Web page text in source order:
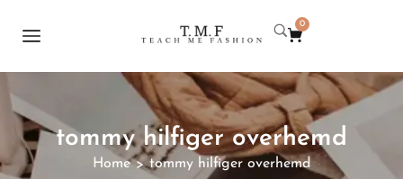
0
tommy hilfiger overhemd
Home > tommy hilfiger overhemd